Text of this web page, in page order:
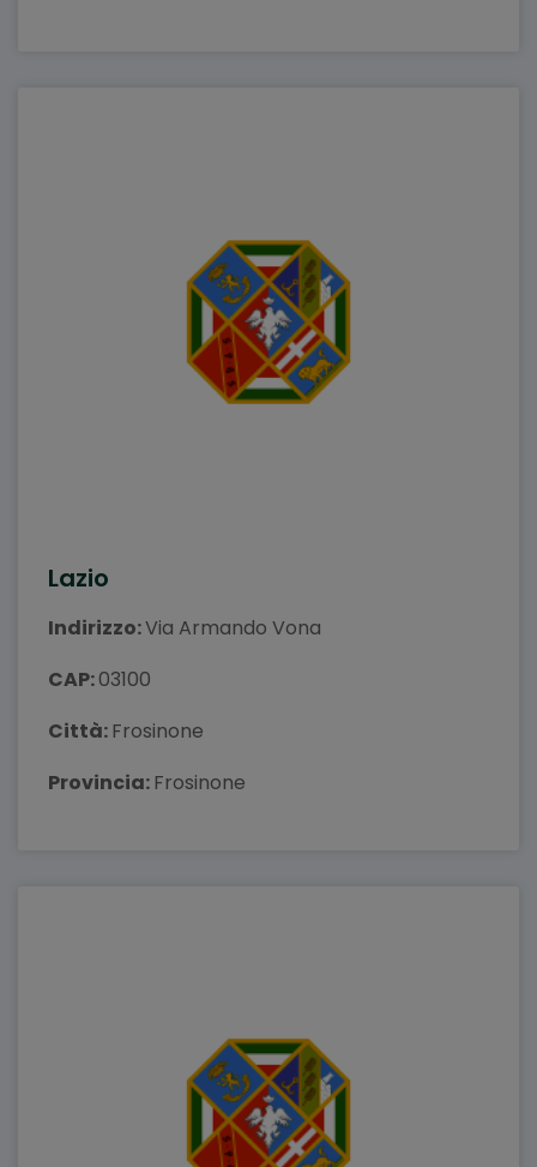
Lazio
Indirizzo:Via Armando Vona
CAP:03100
Città:Frosinone
Provincia:Frosinone